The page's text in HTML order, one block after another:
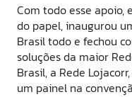
Com todo esse apoio,
do papel, inaugurou
Brasil todo e fechou
soluções da maior
Brasil, a Rede
um painel na